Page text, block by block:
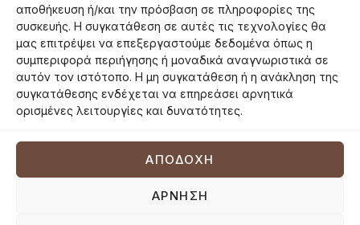
αποθήκευση ή/και την πρόσβαση σε πληροφορίες της
συσκευής. Η συγκατάθεση σε αυτές τις τεχνολογίες θα
μας επιτρέψει να επεξεργαστούμε δεδομένα όπως η
συμπεριφορά περιήγησης ή μοναδικά αναγνωριστικά σε
αυτόν τον ιστότοπο. Η μη συγκατάθεση ή η ανάκληση της
συγκατάθεσης ενδέχεται να επηρεάσει αρνητικά
ορισμένες λειτουργίες και δυνατότητες.
ΑΠΟΔΟΧΉ
ΆΡΝΗΣΗ
Φιλοσοφία
Εθελοντές
© 2026 panoreon.gr | Πανεπιστήμιο Των Ορέων |
Netmechanics
Όροι ΧρήσηςΠολιτική ΑπορρήτουΠολιτική Cookies